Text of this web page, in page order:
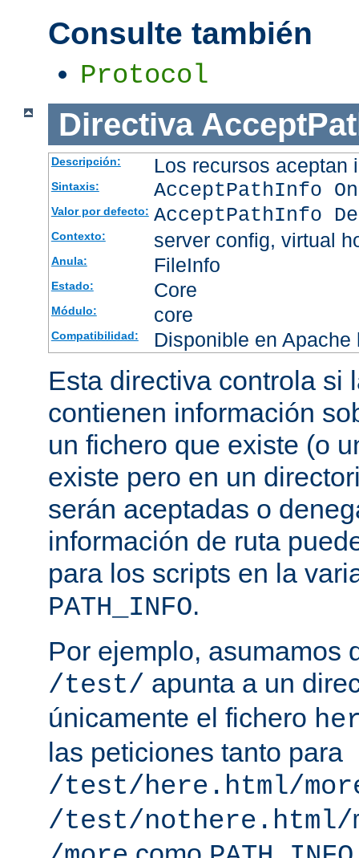
Consulte también
Protocol
Directiva
Descripción: Los recursos aceptan
Sintaxis: AcceptPathInfo
Valor por defecto: AcceptPathInfo
Contexto: server config, virtual
Anula: FileInfo
Estado: Core
Módulo: core
Compatibilidad: Disponible en
Esta directiva controla si
contienen información
un fichero que existe (o
existe pero en un
serán aceptadas o
información de ruta
para los scripts en la
PATH_INFO.
Por ejemplo, asumamos
/test/ apunta a un
únicamente el fichero
las peticiones tanto para
/test/here.html/
/test/nothere.html/